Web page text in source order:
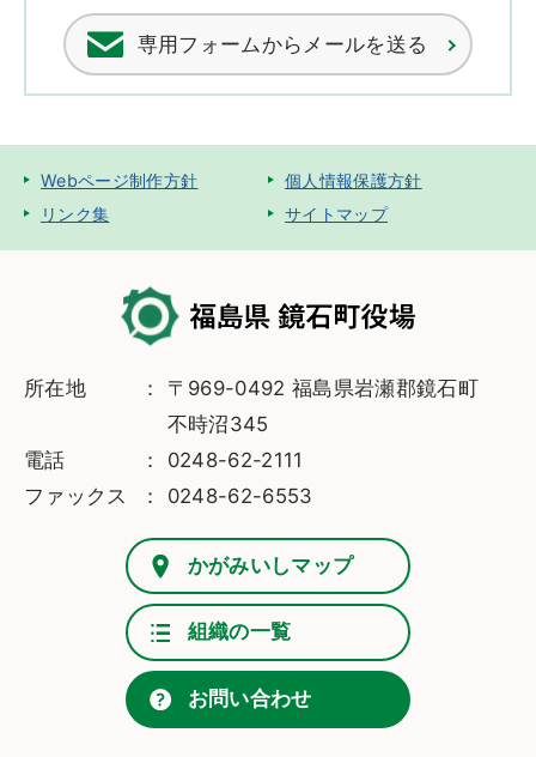
専用フォームからメールを送る
Webページ制作方針
個人情報保護方針
リンク集
サイトマップ
所在地
〒969-0492 福島県岩瀬郡鏡石町
不時沼345
電話
0248-62-2111
ファックス
0248-62-6553
かがみいしマップ
組織の一覧
お問い合わせ